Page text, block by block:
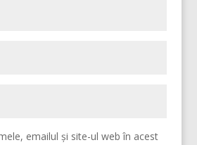
emailul și site-ul web în acest